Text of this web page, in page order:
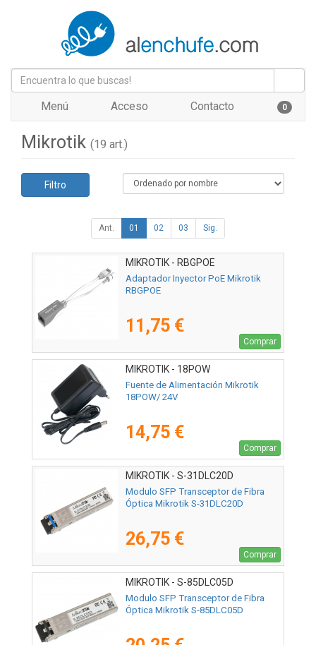
Menú Acceso Contacto 0
Mikrotik (19 art.)
Filtro
Ant. 01 02 03 Sig.
MIKROTIK - RBGPOE
Adaptador Inyector PoE Mikrotik
RBGPOE
11,75 €
Comprar
MIKROTIK - 18POW
Fuente de Alimentación Mikrotik
18POW/ 24V
14,75 €
Comprar
MIKROTIK - S-31DLC20D
Modulo SFP Transceptor de Fibra
Óptica Mikrotik S-31DLC20D
26,75 €
Comprar
MIKROTIK - S-85DLC05D
Modulo SFP Transceptor de Fibra
Óptica Mikrotik S-85DLC05D